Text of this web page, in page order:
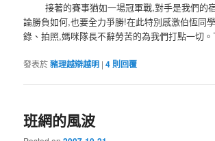
接著的賽事猶如一場冠軍戰,對手是我們的
論勝負如何,也要全力爭勝!在此特別感激伯恆同
錄、拍照,媽咪隊長不辭勞苦的為我們打點一切
發表於豬理越辯越明 |4則回覆
班網的風波